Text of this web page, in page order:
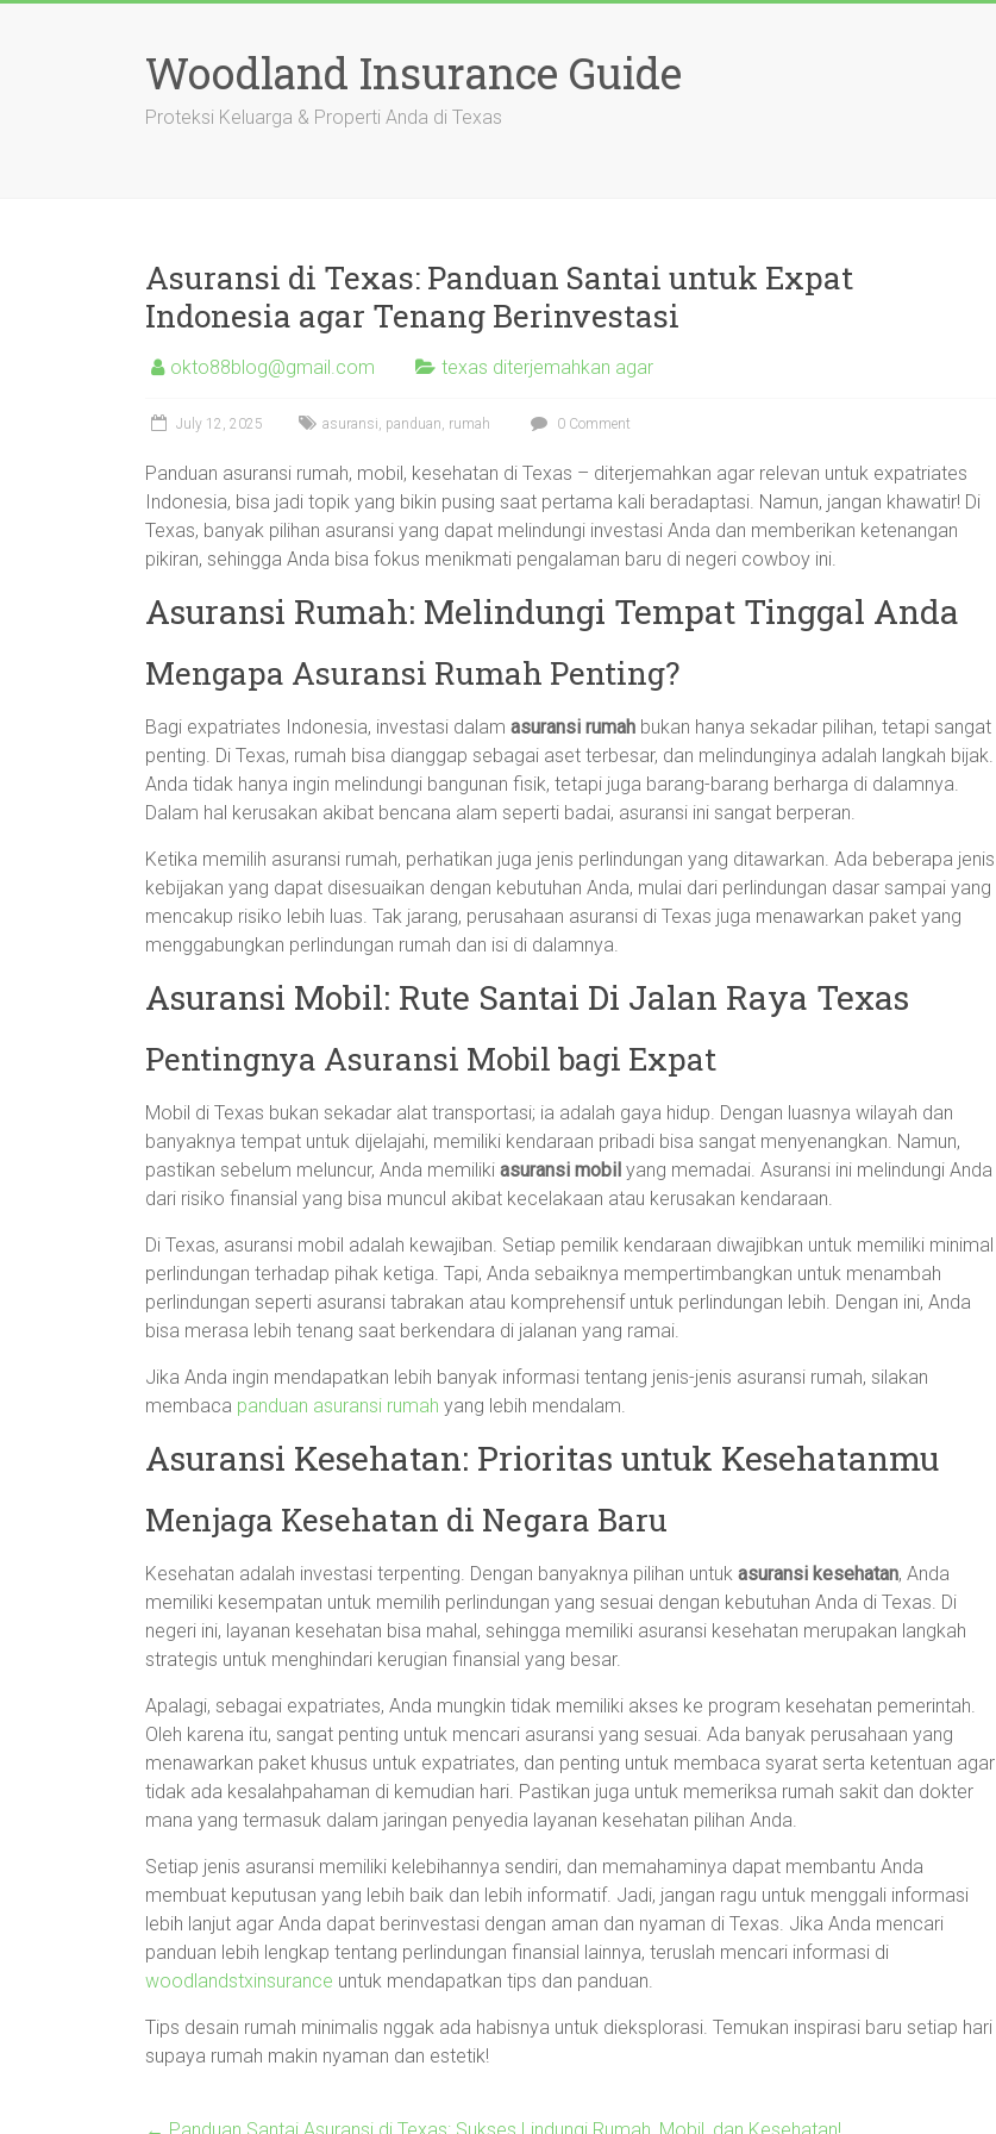
Woodland Insurance Guide
Proteksi Keluarga & Properti Anda di Texas
Asuransi di Texas: Panduan Santai untuk Expat
Indonesia agar Tenang Berinvestasi
okto88blog@gmail.com texas diterjemahkan agar
July 12, 2025 asuransi, panduan, rumah 0 Comment
Panduan asuransi rumah, mobil, kesehatan di Texas – diterjemahkan agar relevan untuk expatriates
Indonesia, bisa jadi topik yang bikin pusing saat pertama kali beradaptasi. Namun, jangan khawatir! Di
Texas, banyak pilihan asuransi yang dapat melindungi investasi Anda dan memberikan ketenangan
pikiran, sehingga Anda bisa fokus menikmati pengalaman baru di negeri cowboy ini.
Asuransi Rumah: Melindungi Tempat Tinggal Anda
Mengapa Asuransi Rumah Penting?
Bagi expatriates Indonesia, investasi dalam asuransi rumah bukan hanya sekadar pilihan, tetapi sangat
penting. Di Texas, rumah bisa dianggap sebagai aset terbesar, dan melindunginya adalah langkah bijak.
Anda tidak hanya ingin melindungi bangunan fisik, tetapi juga barang-barang berharga di dalamnya.
Dalam hal kerusakan akibat bencana alam seperti badai, asuransi ini sangat berperan.
Ketika memilih asuransi rumah, perhatikan juga jenis perlindungan yang ditawarkan. Ada beberapa jenis
kebijakan yang dapat disesuaikan dengan kebutuhan Anda, mulai dari perlindungan dasar sampai yang
mencakup risiko lebih luas. Tak jarang, perusahaan asuransi di Texas juga menawarkan paket yang
menggabungkan perlindungan rumah dan isi di dalamnya.
Asuransi Mobil: Rute Santai Di Jalan Raya Texas
Pentingnya Asuransi Mobil bagi Expat
Mobil di Texas bukan sekadar alat transportasi; ia adalah gaya hidup. Dengan luasnya wilayah dan
banyaknya tempat untuk dijelajahi, memiliki kendaraan pribadi bisa sangat menyenangkan. Namun,
pastikan sebelum meluncur, Anda memiliki asuransi mobil yang memadai. Asuransi ini melindungi Anda
dari risiko finansial yang bisa muncul akibat kecelakaan atau kerusakan kendaraan.
Di Texas, asuransi mobil adalah kewajiban. Setiap pemilik kendaraan diwajibkan untuk memiliki minimal
perlindungan terhadap pihak ketiga. Tapi, Anda sebaiknya mempertimbangkan untuk menambah
perlindungan seperti asuransi tabrakan atau komprehensif untuk perlindungan lebih. Dengan ini, Anda
bisa merasa lebih tenang saat berkendara di jalanan yang ramai.
Jika Anda ingin mendapatkan lebih banyak informasi tentang jenis-jenis asuransi rumah, silakan
membaca panduan asuransi rumah yang lebih mendalam.
Asuransi Kesehatan: Prioritas untuk Kesehatanmu
Menjaga Kesehatan di Negara Baru
Kesehatan adalah investasi terpenting. Dengan banyaknya pilihan untuk asuransi kesehatan, Anda
memiliki kesempatan untuk memilih perlindungan yang sesuai dengan kebutuhan Anda di Texas. Di
negeri ini, layanan kesehatan bisa mahal, sehingga memiliki asuransi kesehatan merupakan langkah
strategis untuk menghindari kerugian finansial yang besar.
Apalagi, sebagai expatriates, Anda mungkin tidak memiliki akses ke program kesehatan pemerintah.
Oleh karena itu, sangat penting untuk mencari asuransi yang sesuai. Ada banyak perusahaan yang
menawarkan paket khusus untuk expatriates, dan penting untuk membaca syarat serta ketentuan agar
tidak ada kesalahpahaman di kemudian hari. Pastikan juga untuk memeriksa rumah sakit dan dokter
mana yang termasuk dalam jaringan penyedia layanan kesehatan pilihan Anda.
Setiap jenis asuransi memiliki kelebihannya sendiri, dan memahaminya dapat membantu Anda
membuat keputusan yang lebih baik dan lebih informatif. Jadi, jangan ragu untuk menggali informasi
lebih lanjut agar Anda dapat berinvestasi dengan aman dan nyaman di Texas. Jika Anda mencari
panduan lebih lengkap tentang perlindungan finansial lainnya, teruslah mencari informasi di
woodlandstxinsurance untuk mendapatkan tips dan panduan.
Tips desain rumah minimalis nggak ada habisnya untuk dieksplorasi. Temukan inspirasi baru setiap hari
supaya rumah makin nyaman dan estetik!